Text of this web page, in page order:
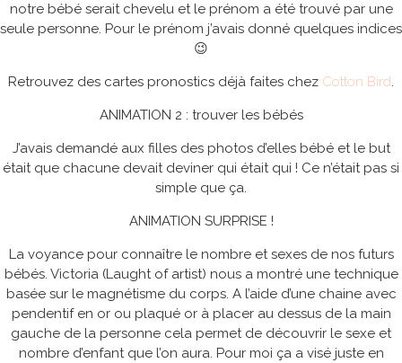
notre bébé serait chevelu et le prénom a été trouvé par une
seule personne. Pour le prénom j’avais donné quelques indices
😉
Retrouvez des cartes pronostics déjà faites chez Cotton Bird.
ANIMATION 2 : trouver les bébés
J’avais demandé aux filles des photos d’elles bébé et le but
était que chacune devait deviner qui était qui ! Ce n’était pas si
simple que ça.
ANIMATION SURPRISE !
La voyance pour connaître le nombre et sexes de nos futurs
bébés. Victoria (Laught of artist) nous a montré une technique
basée sur le magnétisme du corps. A l’aide d’une chaine avec
pendentif en or ou plaqué or à placer au dessus de la main
gauche de la personne cela permet de découvrir le sexe et
nombre d’enfant que l’on aura. Pour moi ça a visé juste en